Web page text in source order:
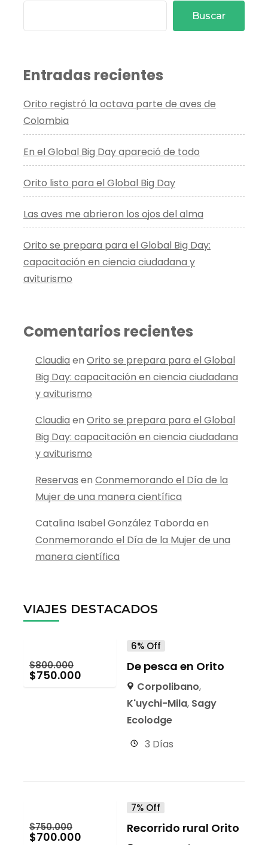
Buscar
Entradas recientes
Orito registró la octava parte de aves de
Colombia
En el Global Big Day apareció de todo
Orito listo para el Global Big Day
Las aves me abrieron los ojos del alma
Orito se prepara para el Global Big Day:
capacitación en ciencia ciudadana y
aviturismo
Comentarios recientes
Claudia en Orito se prepara para el Global
Big Day: capacitación en ciencia ciudadana
y aviturismo
Claudia en Orito se prepara para el Global
Big Day: capacitación en ciencia ciudadana
y aviturismo
Reservas en Conmemorando el Día de la
Mujer de una manera científica
Catalina Isabel González Taborda en
Conmemorando el Día de la Mujer de una
manera científica
VIAJES DESTACADOS
$800.000
$750.000
6% Off
De pesca en Orito
Corpolibano,
K'uychi-Mila, Sagy
Ecolodge
3 Días
$750.000
$700.000
7% Off
Recorrido rural Orito